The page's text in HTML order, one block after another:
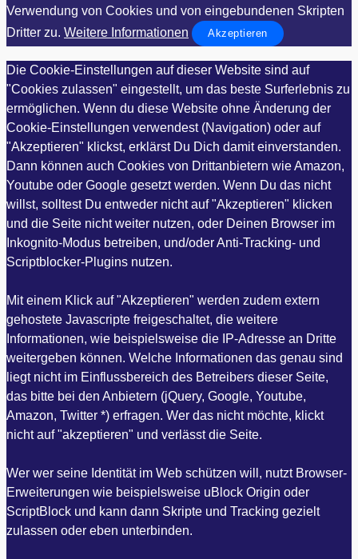
Verwendung von Cookies und von eingebundenen Skripten
Dritter zu. Weitere Informationen Akzeptieren
Die Cookie-Einstellungen auf dieser Website sind auf
"Cookies zulassen" eingestellt, um das beste Surferlebnis zu
ermöglichen. Wenn du diese Website ohne Änderung der
Cookie-Einstellungen verwendest (Navigation) oder auf
"Akzeptieren" klickst, erklärst Du Dich damit einverstanden.
Dann können auch Cookies von Drittanbietern wie Amazon,
Youtube oder Google gesetzt werden. Wenn Du das nicht
willst, solltest Du entweder nicht auf "Akzeptieren" klicken
und die Seite nicht weiter nutzen, oder Deinen Browser im
Inkognito-Modus betreiben, und/oder Anti-Tracking- und
Scriptblocker-Plugins nutzen.
Mit einem Klick auf "Akzeptieren" werden zudem extern
gehostete Javascripte freigeschaltet, die weitere
Informationen, wie beispielsweise die IP-Adresse an Dritte
weitergeben können. Welche Informationen das genau sind
liegt nicht im Einflussbereich des Betreibers dieser Seite,
das bitte bei den Anbietern (jQuery, Google, Youtube,
Amazon, Twitter *) erfragen. Wer das nicht möchte, klickt
nicht auf "akzeptieren" und verlässt die Seite.
Wer wer seine Identität im Web schützen will, nutzt Browser-
Erweiterungen wie beispielsweise uBlock Origin oder
ScriptBlock und kann dann Skripte und Tracking gezielt
zulassen oder eben unterbinden.